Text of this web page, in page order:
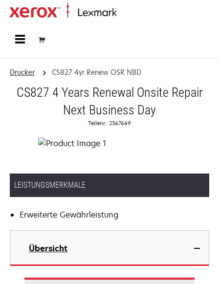
Drucker CS827 4yr Renew OSR NBD
CS827 4 Years Renewal Onsite Repair
Next Business Day
Teilenr.: 2367669
LEISTUNGSMERKMALE
Erweiterte Gewährleistung
Übersicht